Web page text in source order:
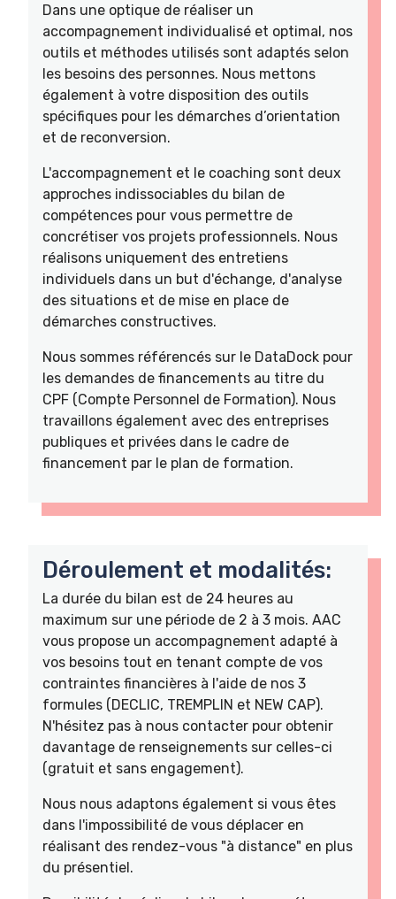
Dans une optique de réaliser un
accompagnement individualisé et optimal, nos
outils et méthodes utilisés sont adaptés selon
les besoins des personnes. Nous mettons
également à votre disposition des outils
spécifiques pour les démarches d’orientation
et de reconversion.
L'accompagnement et le coaching sont deux
approches indissociables du bilan de
compétences pour vous permettre de
concrétiser vos projets professionnels. Nous
réalisons uniquement des entretiens
individuels dans un but d'échange, d'analyse
des situations et de mise en place de
démarches constructives.
Nous sommes référencés sur le DataDock pour
les demandes de financements au titre du
CPF (Compte Personnel de Formation). Nous
travaillons également avec des entreprises
publiques et privées dans le cadre de
financement par le plan de formation.
Déroulement et modalités:
La durée du bilan est de 24 heures au
maximum sur une période de 2 à 3 mois. AAC
vous propose un accompagnement adapté à
vos besoins tout en tenant compte de vos
contraintes financières à l'aide de nos 3
formules (DECLIC, TREMPLIN et NEW CAP).
N'hésitez pas à nous contacter pour obtenir
davantage de renseignements sur celles-ci
(gratuit et sans engagement).
Nous nous adaptons également si vous êtes
dans l'impossibilité de vous déplacer en
réalisant des rendez-vous "à distance" en plus
du présentiel.